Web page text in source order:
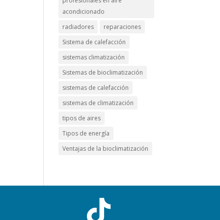
acondicionado
radiadores
reparaciones
Sistema de calefacción
sistemas climatización
Sistemas de bioclimatización
sistemas de calefacción
sistemas de climatización
tipos de aires
Tipos de energía
Ventajas de la bioclimatización
